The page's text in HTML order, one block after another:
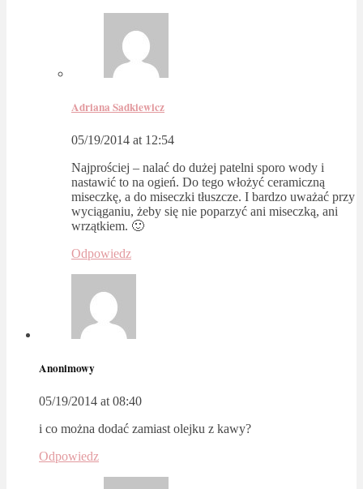
Adriana Sadkiewicz
05/19/2014 at 12:54
Najprościej – nalać do dużej patelni sporo wody i
nastawić to na ogień. Do tego włożyć ceramiczną
miseczkę, a do miseczki tłuszcze. I bardzo uważać przy
wyciąganiu, żeby się nie poparzyć ani miseczką, ani
wrzątkiem. 🙂
Odpowiedz
Anonimowy
05/19/2014 at 08:40
i co można dodać zamiast olejku z kawy?
Odpowiedz